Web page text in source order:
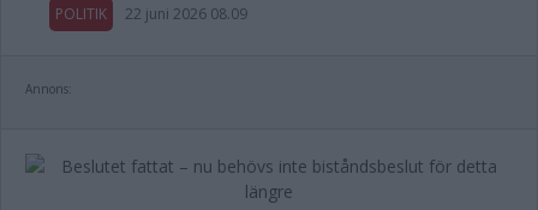
POLITIK 22 juni 2026 08.09
Annons: